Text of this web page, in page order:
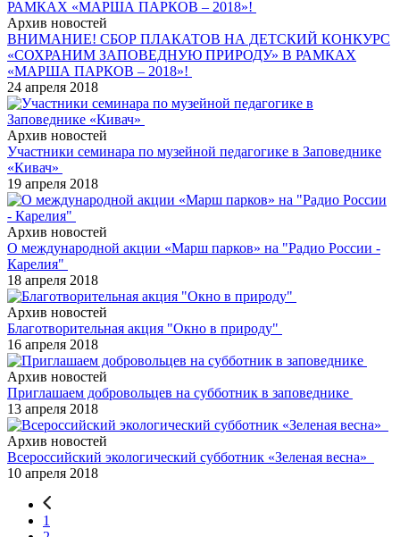
Архив новостей
ВНИМАНИЕ! СБОР ПЛАКАТОВ НА ДЕТСКИЙ КОНКУРС
«СОХРАНИМ ЗАПОВЕДНУЮ ПРИРОДУ» В РАМКАХ
«МАРША ПАРКОВ – 2018»!
24 апреля 2018
Архив новостей
Участники семинара по музейной педагогике в Заповеднике
«Кивач»
19 апреля 2018
Архив новостей
О международной акции «Марш парков» на "Радио России -
Карелия"
18 апреля 2018
Архив новостей
Благотворительная акция "Окно в природу"
16 апреля 2018
Архив новостей
Приглашаем добровольцев на субботник в заповеднике
13 апреля 2018
Архив новостей
Всероссийский экологический субботник «Зеленая весна»
10 апреля 2018
1